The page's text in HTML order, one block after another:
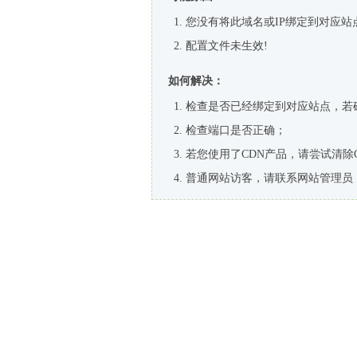
您没有将此域名或IP绑定到对应站
配置文件未生效!
如何解决：
检查是否已经绑定到对应站点，
检查端口是否正确；
若您使用了CDN产品，请尝试清除
普通网站访客，请联系网站管理员